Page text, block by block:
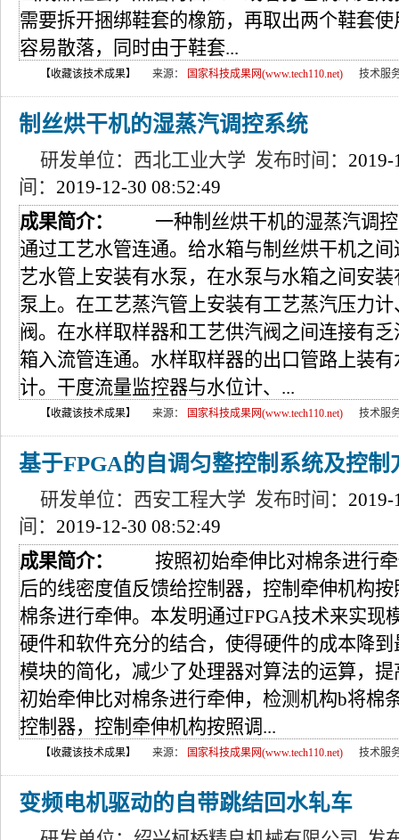
需要拆开捆绑鞋套的橡筋，再取出两个鞋套
容易散落，同时由于鞋套...
【收藏该技术成果】 来源： 国家科技成果网(www.tech110.net) 技术服
制丝烘干机的湿蒸汽调控系统
研发单位：西北工业大学 发布时间：
间： 2019-12-30 08:52:49
成果简介：
一种制丝烘干机的湿蒸汽调控
通过工艺水管连通。给水箱与制丝烘干机之
艺水管上安装有水泵，在水泵与水箱之间安
泵上。在工艺蒸汽管上安装有工艺蒸汽压力
阀。在水样取样器和工艺供汽阀之间连接有
箱入流管连通。水样取样器的出口管路上装
计。干度流量监控器与水位计、...
【收藏该技术成果】 来源： 国家科技成果网(www.tech110.net) 技术服
基于FPGA的自调匀整控制系统及控制
研发单位：西安工程大学 发布时间：
间： 2019-12-30 08:52:49
成果简介：
按照初始牵伸比对棉条进行牵
后的线密度值反馈给控制器，控制牵伸机构
棉条进行牵伸。本发明通过FPGA技术来实现
硬件和软件充分的结合，使得硬件的成本降
模块的简化，减少了处理器对算法的运算，
初始牵伸比对棉条进行牵伸，检测机构b将棉
控制器，控制牵伸机构按照调...
【收藏该技术成果】 来源： 国家科技成果网(www.tech110.net) 技术服
变频电机驱动的自带跳结回水轧车